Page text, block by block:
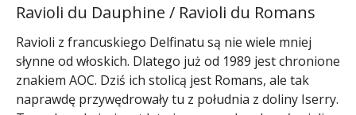
Ravioli du Dauphine / Ravioli du Romans
Ravioli z francuskiego Delfinatu są nie wiele mniej
słynne od włoskich. Dlatego już od 1989 jest chronione
znakiem AOC. Dziś ich stolicą jest Romans, ale tak
naprawdę przywędrowały tu z południa z doliny Iserry.